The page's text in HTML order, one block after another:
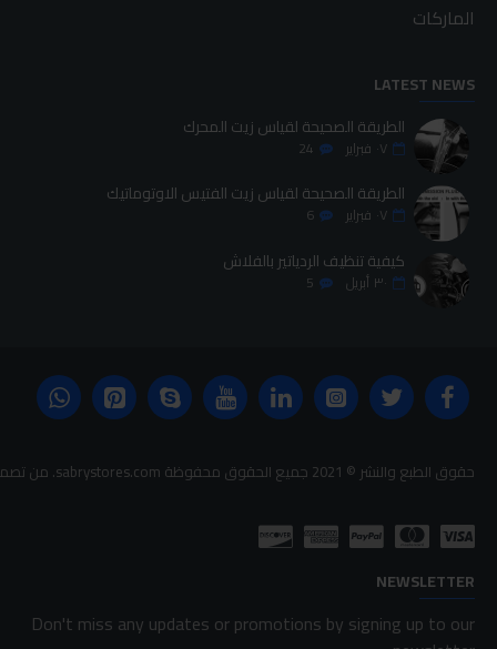
الماركات
LATEST NEWS
الطريقة الصحيحة لقياس زيت المحرك
٠٧ فبراير 24
الطريقة الصحيحة لقياس زيت الفتيس الاوتوماتيك
٠٧ فبراير 6
كيفية تنظيف الردياتير بالفلاش
٣٠ أبريل 5
حقوق الطبع والنشر © 2021 جميع الحقوق محفوظة sabrystores.com. من تصميم-
NEWSLETTER
Don't miss any updates or promotions by signing up to our